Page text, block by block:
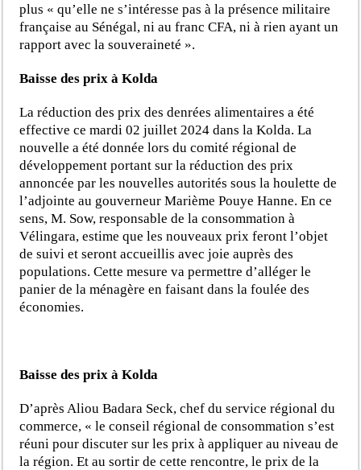
plus « qu’elle ne s’intéresse pas à la présence militaire
française au Sénégal, ni au franc CFA, ni à rien ayant un
rapport avec la souveraineté ».
Baisse des prix à Kolda
La réduction des prix des denrées alimentaires a été
effective ce mardi 02 juillet 2024 dans la Kolda. La
nouvelle a été donnée lors du comité régional de
développement portant sur la réduction des prix
annoncée par les nouvelles autorités sous la houlette de
l’adjointe au gouverneur Marième Pouye Hanne. En ce
sens, M. Sow, responsable de la consommation à
Vélingara, estime que les nouveaux prix feront l’objet
de suivi et seront accueillis avec joie auprès des
populations. Cette mesure va permettre d’alléger le
panier de la ménagère en faisant dans la foulée des
économies.
Baisse des prix à Kolda
D’après Aliou Badara Seck, chef du service régional du
commerce, « le conseil régional de consommation s’est
réuni pour discuter sur les prix à appliquer au niveau de
la région. Et au sortir de cette rencontre, le prix de la